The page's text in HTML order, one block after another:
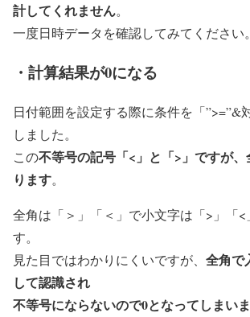
計してくれません。
一度日時データを確認してみてください。
・計算結果が0になる
日付範囲を設定する際に条件を「”>=”&
しました。
この不等号の記号「<」と「>」ですが
ります。
全角は「＞」「＜」で小文字は「>」「<
す。
見た目ではわかりにくいですが、 全角で
して認識され
不等号にならないので0となってしまい